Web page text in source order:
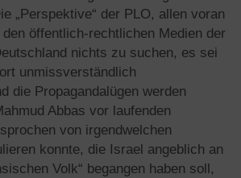
„Perspektive“ der PLO, allen voran
den öffentlich-rechtlichen Medien der
nichts zu suchen, es sei
unmissverständlich
die Propagandalügen werden
Abbas vor laufenden
von irgendwelchen
konnte, die Israel angeblich an
Volk“ begangen haben soll,